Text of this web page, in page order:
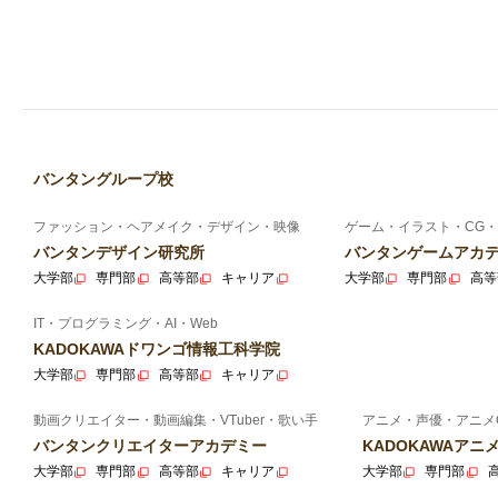
バンタングループ校
ファッション・ヘアメイク・デザイン・映像
バンタンデザイン研究所
大学部 専門部 高等部 キャリア
ゲーム・イラスト・CG
バンタンゲームアカ
大学部 専門部 高
IT・プログラミング・AI・Web
KADOKAWAドワンゴ情報工科学院
大学部 専門部 高等部 キャリア
動画クリエイター・動画編集・VTuber・歌い手
バンタンクリエイターアカデミー
大学部 専門部 高等部 キャリア
アニメ・声優・アニ
KADOKAWAアニ
大学部 専門部